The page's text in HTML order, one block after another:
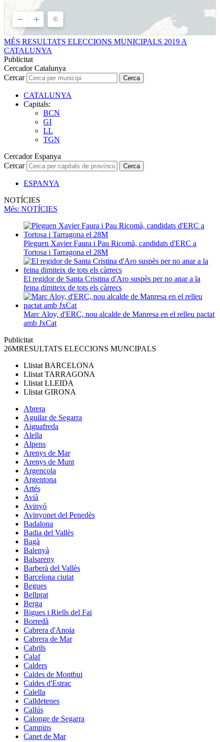
MÉS RESULTATS ELECCIONS MUNICIPALS 2019 A
CATALUNYA
Publicitat
Cercador Catalunya
Cercar
Cerca
CATALUNYA
Capitals:
BCN
GI
LL
TGN
Cercador Espanya
Cercar
Cerca
ESPANYA
NOTÍCIES
Més: NOTÍCIES
Pleguen Xavier Faura i Pau Ricomà, candidats d'ERC a
Tortosa i Tarragona el 28M
El regidor de Santa Cristina d'Aro suspès per no anar a la
feina dimiteix de tots els càrrecs
Marc Aloy, d'ERC, nou alcalde de Manresa en el relleu pactat
amb JxCat
Publicitat
26MRESULTATS ELECCIONS MUNCIPALS
Llistat BARCELONA
Llistat TARRAGONA
Llistat LLEIDA
Llistat GIRONA
Abrera
Aguilar de Segarra
Aiguafreda
Alella
Alpens
Arenys de Mar
Arenys de Munt
Argençola
Argentona
Artés
Avià
Avinyó
Avinyonet del Penedès
Badalona
Badia del Vallès
Bagà
Balenyà
Balsareny
Barberà del Vallès
Barcelona ciutat
Begues
Bellprat
Berga
Bigues i Riells del Fai
Borredà
Cabrera d'Anoia
Cabrera de Mar
Cabrils
Calaf
Calders
Caldes de Montbui
Caldes d'Estrac
Calella
Calldetenes
Callús
Calonge de Segarra
Campins
Canet de Mar